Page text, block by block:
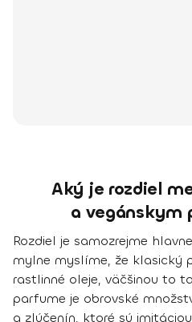
Aký je rozdiel
a vegánskym
Rozdiel je samozrejme hlavne
mylne myslíme, že klasický
rastlinné oleje, väčšinou to
parfume je obrovské
a zlúčenín, ktoré sú